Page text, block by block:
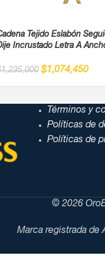
Tejido Eslabón
Incrustado Letra A
1,235,000 $1,074,450
Términos y
Políticas de
Políticas de
© 2026
Marca registrada de